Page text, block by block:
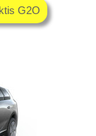
G2O